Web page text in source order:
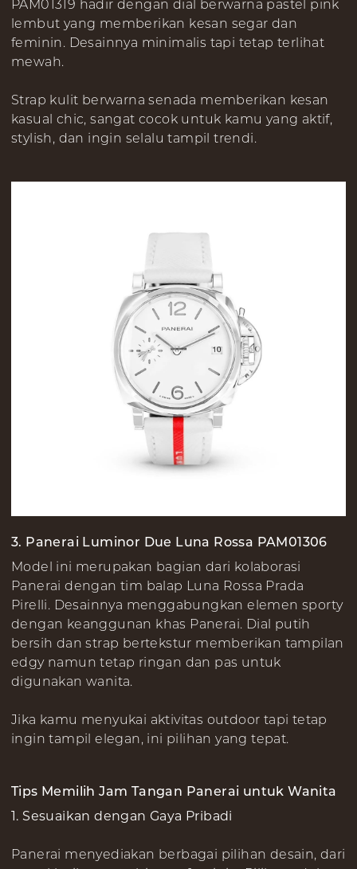
PAM01319 hadir dengan dial berwarna pastel pink
lembut yang memberikan kesan segar dan
feminin. Desainnya minimalis tapi tetap terlihat
mewah.
Strap kulit berwarna senada memberikan kesan
kasual chic, sangat cocok untuk kamu yang aktif,
stylish, dan ingin selalu tampil trendi.
3. Panerai Luminor Due Luna Rossa PAM01306
Model ini merupakan bagian dari kolaborasi
Panerai dengan tim balap Luna Rossa Prada
Pirelli. Desainnya menggabungkan elemen sporty
dengan keanggunan khas Panerai. Dial putih
bersih dan strap bertekstur memberikan tampilan
edgy namun tetap ringan dan pas untuk
digunakan wanita.
Jika kamu menyukai aktivitas outdoor tapi tetap
ingin tampil elegan, ini pilihan yang tepat.
Tips Memilih Jam Tangan Panerai untuk Wanita
1. Sesuaikan dengan Gaya Pribadi
Panerai menyediakan berbagai pilihan desain, dari